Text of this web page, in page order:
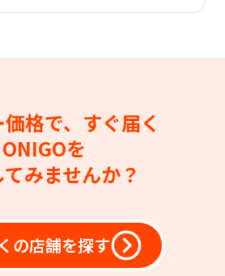
格で、すぐ届く
ONIGOを
みませんか？
の店舗を探す